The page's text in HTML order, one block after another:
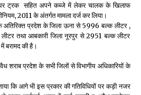
ट्रक सहित अपने कब्जे में लेकर चालक के खिलाफ
2011 के अंतर्गत मामला दर्ज कर लिया।
अतिरिक्त प्रदेश के जिला ऊना से 5996 बल्क लीटर ,
तथा आबकारी जिला नूरपुर से 2951 बल्क लीटर
बरामद की है।
प्रदेश के सभी जिलों से विभागीय अधिकारियों के
कि आगे भी इस प्रकार की गतिविधियों पर कड़ी नजर